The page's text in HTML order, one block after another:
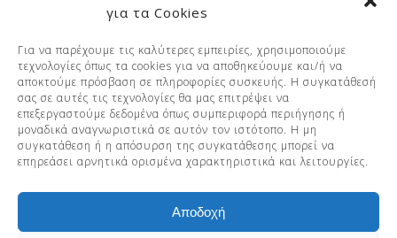
για τα Cookies
Για να παρέχουμε τις καλύτερες εμπειρίες, χρησιμοποιούμε
τεχνολογίες όπως τα cookies για να αποθηκεύουμε και/ή να
αποκτούμε πρόσβαση σε πληροφορίες συσκευής. Η συγκατάθεσή
σας σε αυτές τις τεχνολογίες θα μας επιτρέψει να
επεξεργαστούμε δεδομένα όπως συμπεριφορά περιήγησης ή
μοναδικά αναγνωριστικά σε αυτόν τον ιστότοπο. Η μη
συγκατάθεση ή η απόσυρση της συγκατάθεσης μπορεί να
επηρεάσει αρνητικά ορισμένα χαρακτηριστικά και λειτουργίες.
Αποδοχή
Σχετικά με εμάς
Υπηρεσίες
FAQ
© 2023 Adorno Suites. All Rights
Reserved. EOT LICENSE 1119255 -